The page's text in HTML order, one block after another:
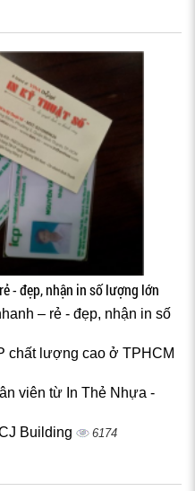
- đẹp, nhận in số lượng lớn
– rẻ - đẹp, nhận in số
chất lượng cao ở TPHCM
viên từ In Thẻ Nhựa -
Building 6174